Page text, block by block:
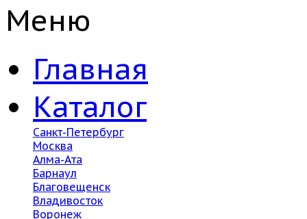
Меню
Главная
Каталог
Санкт-Петербург
Москва
Алма-Ата
Барнаул
Благовещенск
Владивосток
Воронеж